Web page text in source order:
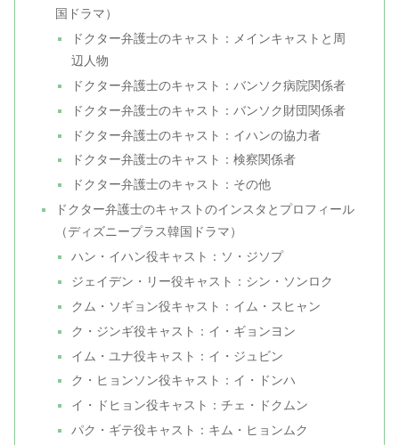
国ドラマ）
ドクター弁護士のキャスト：メインキャストと周
辺人物
ドクター弁護士のキャスト：バンソク病院関係者
ドクター弁護士のキャスト：バンソク財団関係者
ドクター弁護士のキャスト：イハンの協力者
ドクター弁護士のキャスト：検察関係者
ドクター弁護士のキャスト：その他
ドクター弁護士のキャストのインスタとプロフィール
（ディズニープラス韓国ドラマ）
ハン・イハン役キャスト：ソ・ジソプ
ジェイデン・リー役キャスト：シン・ソンロク
クム・ソギョン役キャスト：イム・スヒャン
ク・ジンギ役キャスト：イ・ギョンヨン
イム・ユナ役キャスト：イ・ジュビン
ク・ヒョンソン役キャスト：イ・ドンハ
イ・ドヒョン役キャスト：チェ・ドクムン
パク・ギテ役キャスト：キム・ヒョンムク